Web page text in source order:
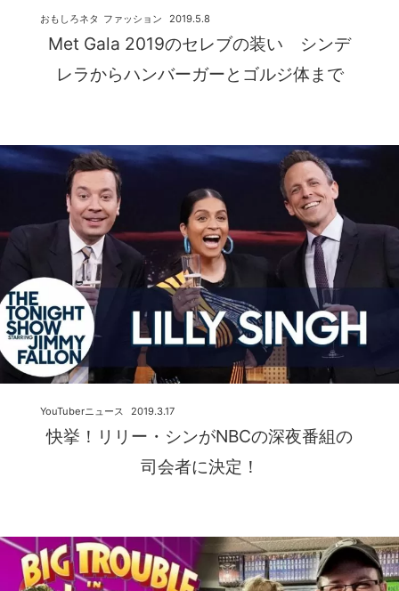
Met Gala 2019のセレブの装い シンデ
レラからハンバーガーとゴルジ体まで
2019.5.8
おもしろネタ ファッション
快挙！リリー・シンがNBCの深夜番組の
司会者に決定！
2019.3.17
YouTuberニュース